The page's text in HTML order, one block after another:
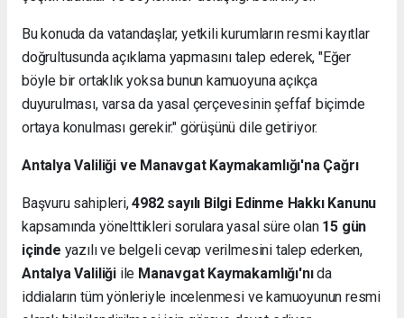
Bu konuda da vatandaşlar, yetkili kurumların resmi kayıtlar
doğrultusunda açıklama yapmasını talep ederek, "Eğer
böyle bir ortaklık yoksa bunun kamuoyuna açıkça
duyurulması, varsa da yasal çerçevesinin şeffaf biçimde
ortaya konulması gerekir." görüşünü dile getiriyor.
Antalya Valiliği ve Manavgat Kaymakamlığı'na Çağrı
Başvuru sahipleri,4982 sayılı Bilgi Edinme Hakkı Kanunu
kapsamında yönelttikleri sorulara yasal süre olan 15 gün
içinde yazılı ve belgeli cevap verilmesini talep ederken,
Antalya Valiliğiile Manavgat Kaymakamlığı'nıda
iddiaların tüm yönleriyle incelenmesi ve kamuoyunun resmi